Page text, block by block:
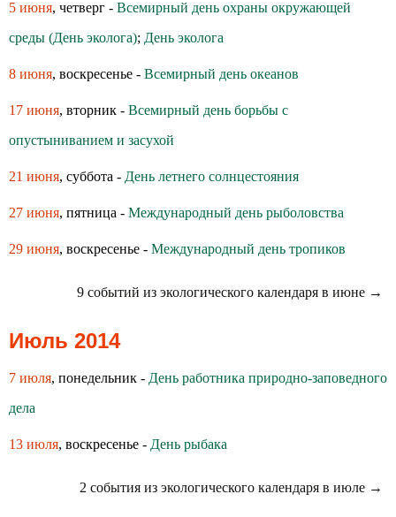
5 июня, четверг - Всемирный день охраны окружающей
среды (День эколога); День эколога
8 июня, воскресенье - Всемирный день океанов
17 июня, вторник - Всемирный день борьбы с
опустыниванием и засухой
21 июня, суббота - День летнего солнцестояния
27 июня, пятница - Международный день рыболовства
29 июня, воскресенье - Международный день тропиков
9 событий из экологического календаря в июне →
Июль 2014
7 июля, понедельник - День работника природно-заповедного
дела
13 июля, воскресенье - День рыбака
2 события из экологического календаря в июле →